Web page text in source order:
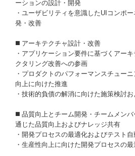
ーションの設計・開発
・ユーザビリティを意識したUIコンポ
発・改善
◼️ アーキテクチャ設計・改善
・アプリケーション要件に基づくアー
クタリング改善への参画
・プロダクトのパフォーマンスチュー
向上に向けた推進
・技術的負債の解消に向けた施策検討
◼️ 品質向上とチーム開発・チームメン
通じた品質向上およびナレッジ共有
・開発プロセスの最適化およびテスト
・生産性向上に向けた開発プロセスの